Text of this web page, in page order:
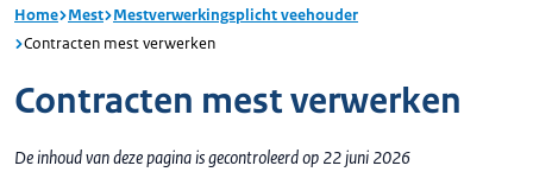
Home Mest Mestverwerkingsplicht veehouder
Contracten mest verwerken
Contracten mest verwerken
De inhoud van deze pagina is gecontroleerd op 22 juni 2026